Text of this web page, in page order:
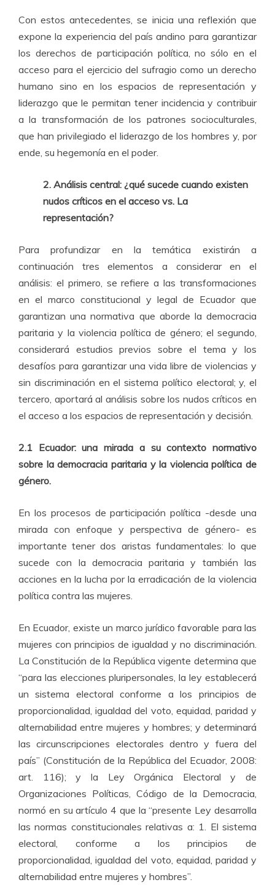
Con estos antecedentes, se inicia una reflexión que
expone la experiencia del país andino para garantizar
los derechos de participación política, no sólo en el
acceso para el ejercicio del sufragio como un derecho
humano sino en los espacios de representación y
liderazgo que le permitan tener incidencia y contribuir
a la transformación de los patrones socioculturales,
que han privilegiado el liderazgo de los hombres y, por
ende, su hegemonía en el poder.
2. Análisis central: ¿qué sucede cuando existen
nudos críticos en el acceso vs. La
representación?
Para profundizar en la temática existirán a
continuación tres elementos a considerar en el
análisis: el primero, se refiere a las transformaciones
en el marco constitucional y legal de Ecuador que
garantizan una normativa que aborde la democracia
paritaria y la violencia política de género; el segundo,
considerará estudios previos sobre el tema y los
desafíos para garantizar una vida libre de violencias y
sin discriminación en el sistema político electoral; y, el
tercero, aportará al análisis sobre los nudos críticos en
el acceso a los espacios de representación y decisión.
2.1 Ecuador: una mirada a su contexto normativo
sobre la democracia paritaria y la violencia política de
género.
En los procesos de participación política -desde una
mirada con enfoque y perspectiva de género- es
importante tener dos aristas fundamentales: lo que
sucede con la democracia paritaria y también las
acciones en la lucha por la erradicación de la violencia
política contra las mujeres.
En Ecuador, existe un marco jurídico favorable para las
mujeres con principios de igualdad y no discriminación.
La Constitución de la República vigente determina que
“para las elecciones pluripersonales, la ley establecerá
un sistema electoral conforme a los principios de
proporcionalidad, igualdad del voto, equidad, paridad y
alternabilidad entre mujeres y hombres; y determinará
las circunscripciones electorales dentro y fuera del
país” (Constitución de la República del Ecuador, 2008:
art. 116); y la Ley Orgánica Electoral y de
Organizaciones Políticas, Código de la Democracia,
normó en su artículo 4 que la “presente Ley desarrolla
las normas constitucionales relativas a: 1. El sistema
electoral, conforme a los principios de
proporcionalidad, igualdad del voto, equidad, paridad y
alternabilidad entre mujeres y hombres”.